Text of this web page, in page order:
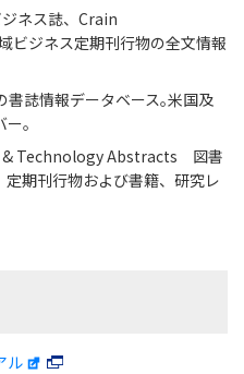
ネス誌、Crain
ジネス定期刊行物の全文情報
誌情報データベース｡米国及
。
Technology Abstracts 図書
期刊行物および書籍、研究レ
ル